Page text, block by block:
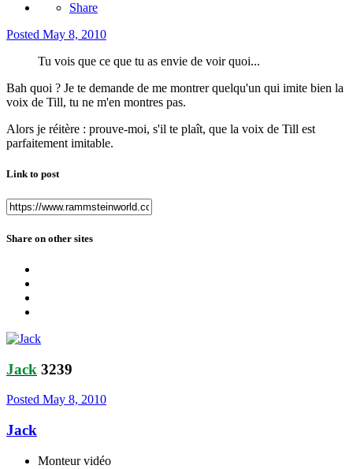
Share
Posted May 8, 2010
Tu vois que ce que tu as envie de voir quoi...
Bah quoi ? Je te demande de me montrer quelqu'un qui imite bien la
voix de Till, tu ne m'en montres pas.
Alors je réitère : prouve-moi, s'il te plaît, que la voix de Till est
parfaitement imitable.
Link to post
Share on other sites
Jack 3239
Posted May 8, 2010
Jack
Monteur vidéo